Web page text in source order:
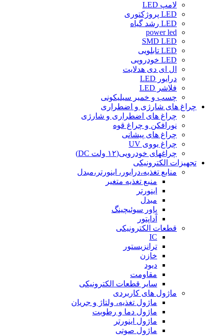
لامپ LED
LED پروژکتوری
LED رشد گیاه
power led
SMD LED
LED تابلویی
LED خودرویی
ال ای دی هدلایت
درایور LED
فلاشر LED
چسب و خمیر سیلیکونی
چراغ های شارژی و اضطراری
چراغ های اضطراری و شارژی
نورافکن و چراغ قوه
چراغ های پیشانی
چراغ یووی UV
چراغهای خودرویی(۱۲ ولت DC)
تجهیزات الکترونیکی
منابع تغذیه،درایور، اینورتر،مبدل
منبع تغذیه متغیر
اینورتر
مبدل
پاور سوئیچینگ
آداپتور
قطعات الکترونیکی
IC
ترانزیستور
خازن
دیود
مقاومت
سایر قطعات الکترونیکی
ماژول های کاربردی
ماژول تغذیه، ولتاژ و جریان
ماژول دما و رطوبت
ماژول اینورتر
ماژول صوتی